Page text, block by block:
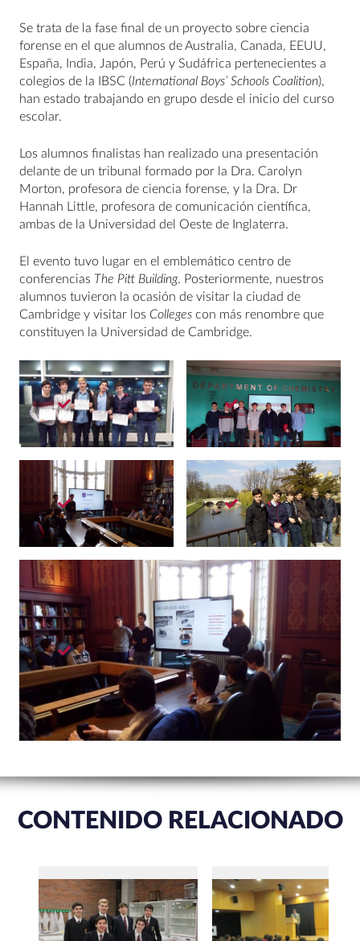
Se trata de la fase final de un proyecto sobre ciencia
forense en el que alumnos de Australia, Canada, EEUU,
España, India, Japón, Perú y Sudáfrica pertenecientes a
colegios de la IBSC (International Boys’ Schools Coalition),
han estado trabajando en grupo desde el inicio del curso
escolar.
Los alumnos finalistas han realizado una presentación
delante de un tribunal formado por la Dra. Carolyn
Morton, profesora de ciencia forense, y la Dra. Dr
Hannah Little, profesora de comunicación científica,
ambas de la Universidad del Oeste de Inglaterra.
El evento tuvo lugar en el emblemático centro de
conferencias The Pitt Building. Posteriormente, nuestros
alumnos tuvieron la ocasión de visitar la ciudad de
Cambridge y visitar los Colleges con más renombre que
constituyen la Universidad de Cambridge.
CONTENIDO RELACIONADO